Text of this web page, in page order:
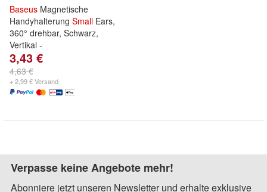
Baseus Magnetische
Handyhalterung Small Ears,
360° drehbar, Schwarz,
Vertikal -
3,43 €
4,63 €
+ 2,99 € Versand
Verpasse keine Angebote mehr!
Abonniere jetzt unseren Newsletter und erhalte exklusive